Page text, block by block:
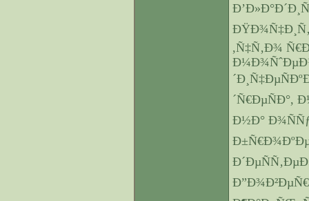
,Ñ‡Ñ‚Ð¾
´Ñ€ÐµÑÐ°,
Ð½Ð°